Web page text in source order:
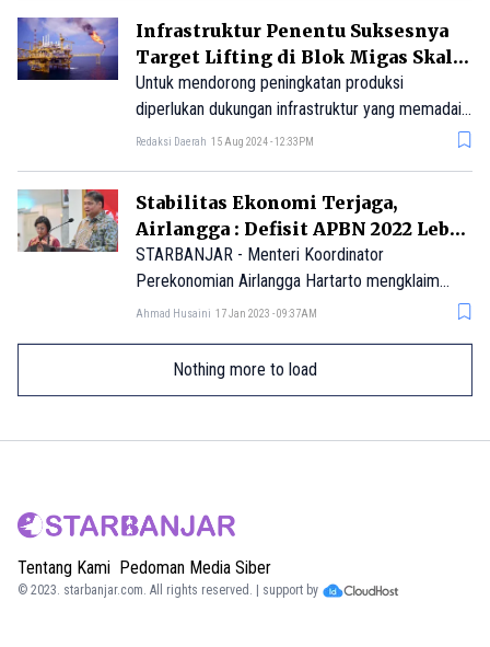
Infrastruktur Penentu Suksesnya
Target Lifting di Blok Migas Skala
Besar
Untuk mendorong peningkatan produksi
diperlukan dukungan infrastruktur yang memadai
untuk mempercepat operasi blok migas skala
Redaksi Daerah 15 Aug 2024 - 12:33PM
Stabilitas Ekonomi Terjaga,
Airlangga : Defisit APBN 2022 Lebih
Kecil dari Perkiraan
STARBANJAR - Menteri Koordinator
Perekonomian Airlangga Hartarto mengklaim
Indonesia cukup berhasil dalam menjaga
negara yang naik, dan defisit Anggaran
Pendapatan Belanja Negara (APBN) 2022 yang
dalam Undang-Undang Nomor 2 Tahun 2020.
Ahmad Husaini 17 Jan 2023 - 09:37AM
Nothing more to load
Tentang Kami Pedoman Media Siber
© 2023. starbanjar.com. All rights reserved. | support by